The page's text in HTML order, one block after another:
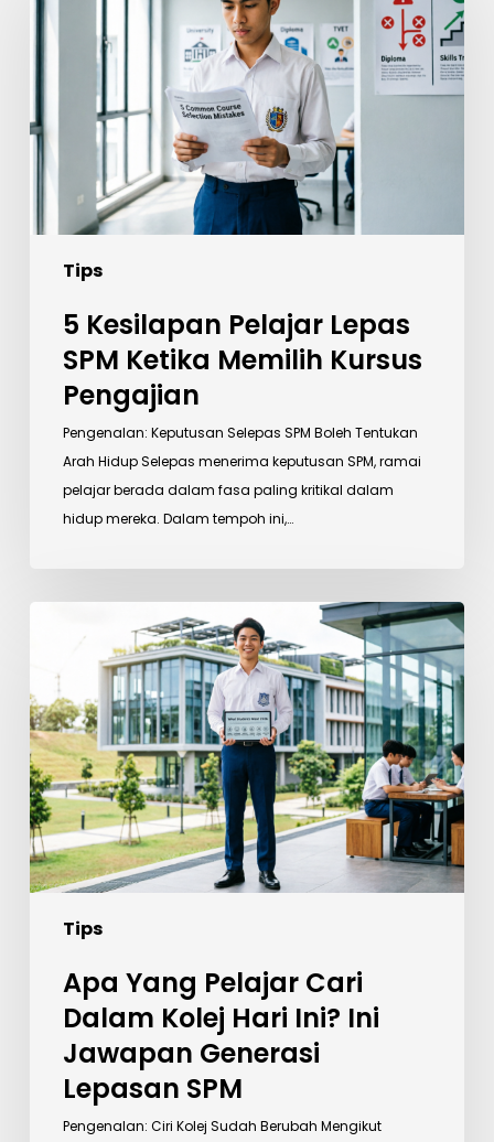
Tips
Pelajar
Memilih
Kursus
Pengajian
5 Kesilapan Pelajar Lepas
SPM Ketika Memilih Kursus
Pengajian
Pengenalan: Keputusan Selepas SPM Boleh Tentukan
Arah Hidup Selepas menerima keputusan SPM, ramai
pelajar berada dalam fasa paling kritikal dalam
hidup mereka. Dalam tempoh ini,…
Tips
Pelajar
Cari
Dalam
Kolej
Hari
Ini?
Ini
Jawapan
Generasi
Lepasan
Apa Yang Pelajar Cari
Dalam Kolej Hari Ini? Ini
Jawapan Generasi
Lepasan SPM
Pengenalan: Ciri Kolej Sudah Berubah Mengikut